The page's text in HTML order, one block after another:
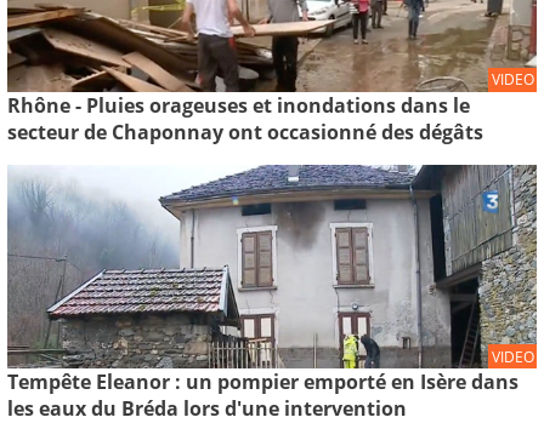
VIDEO
Rhône - Pluies orageuses et inondations dans le
secteur de Chaponnay ont occasionné des dégâts
VIDEO
Tempête Eleanor : un pompier emporté en Isère dans
les eaux du Bréda lors d'une intervention